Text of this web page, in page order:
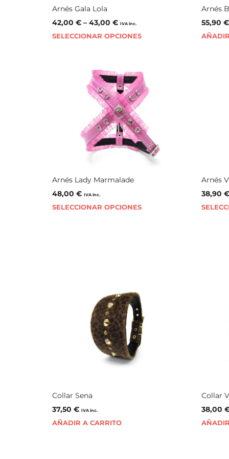
Arnés Gala Lola
42,00 € – 43,00 € IVA inc.
SELECCIONAR OPCIONES
Arnés
55,90€
Arnés Lady Marmalade
48,00 € IVA inc.
SELECCIONAR OPCIONES
Arnés
38,90
Collar Sena
37,50 € IVA inc.
AÑADIR A CARRITO
Collar
38,00